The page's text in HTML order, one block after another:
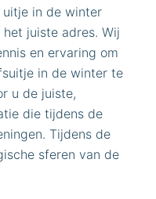
in de winter
juiste adres. Wij
en ervaring om
in de winter te
u de juiste,
die tijdens de
Tijdens de
sferen van de